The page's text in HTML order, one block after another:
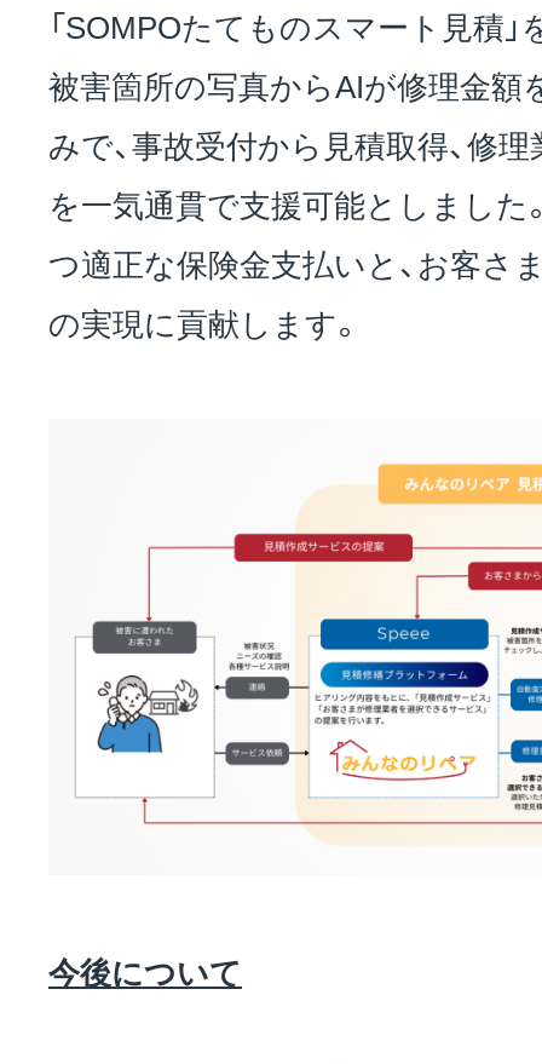
「SOMPOたてものスマート見積
被害箇所の写真からAIが修理金額
みで、事故受付から見積取得、修
を一気通貫で支援可能としました
つ適正な保険金支払いと、お客さ
の実現に貢献します。
今後について